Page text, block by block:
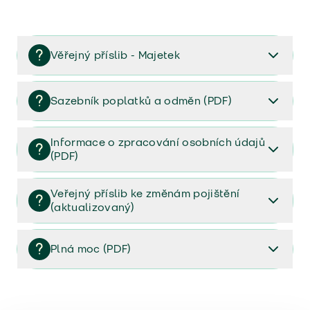
Věřejný příslib - Majetek
Věřejný příslib majetek 2023
Sazebník poplatků a odměn (PDF)
Sazebník poplatků a odměn (PDF)
Informace o zpracování osobních údajů
(PDF)
Informace o zpracování osobních údajů (PDF)
Veřejný příslib ke změnám pojištění
(aktualizovaný)
Veřejný příslib ke změnám pojištění (aktualizovaný)
Plná moc (PDF)